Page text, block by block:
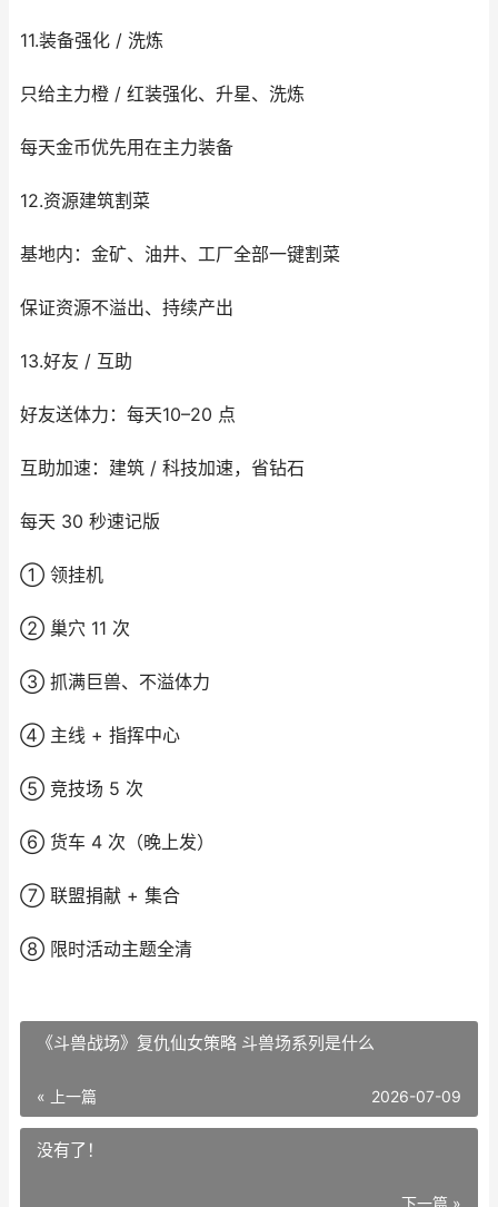
11.装备强化 / 洗炼
只给主力橙 / 红装强化、升星、洗炼
每天金币优先用在主力装备
12.资源建筑割菜
基地内：金矿、油井、工厂全部一键割菜
保证资源不溢出、持续产出
13.好友 / 互助
好友送体力：每天10–20 点
互助加速：建筑 / 科技加速，省钻石
每天 30 秒速记版
① 领挂机
② 巢穴 11 次
③ 抓满巨兽、不溢体力
④ 主线 + 指挥中心
⑤ 竞技场 5 次
⑥ 货车 4 次（晚上发）
⑦ 联盟捐献 + 集合
⑧ 限时活动主题全清
《斗兽战场》复仇仙女策略 斗兽场系列是什么
« 上一篇 2026-07-09
没有了！
下一篇 »